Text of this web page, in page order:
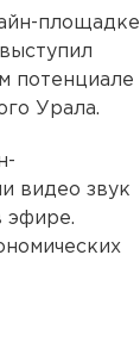
площадке
потенциале
Урала.
видео звук
эфире.